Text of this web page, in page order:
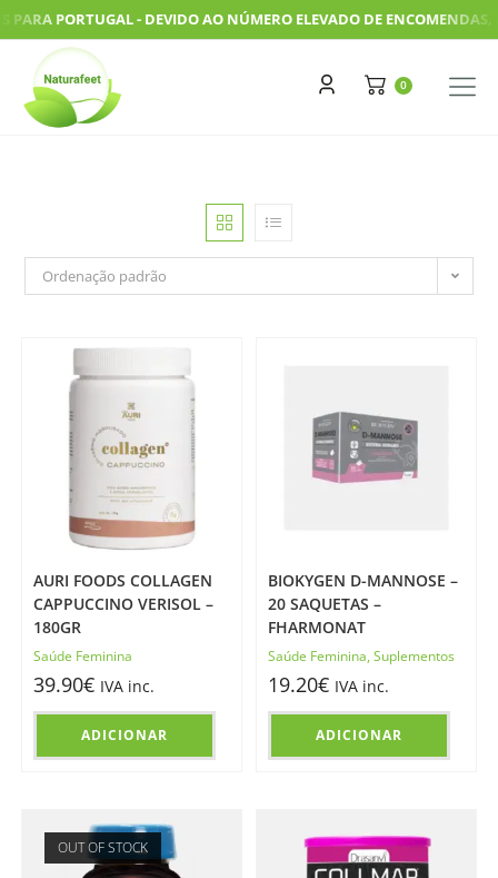
PORTUGAL - DEVIDO AO NÚMERO ELEVADO DE ENCOMENDAS, AS
Ordenação padrão
AURI FOODS COLLAGEN
CAPPUCCINO VERISOL –
180GR
Saúde Feminina
39.90€ IVA inc.
ADICIONAR
BIOKYGEN D-MANNOSE –
20 SAQUETAS –
FHARMONAT
Saúde Feminina,Suplementos
19.20€ IVA inc.
ADICIONAR
OUT OF STOCK